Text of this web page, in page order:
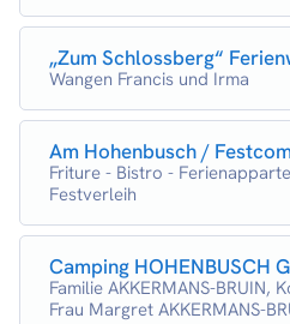
„Zum Schlossberg“
Wangen Francis und Irma
Am Hohenbusch /
Friture - Bistro -
Festverleih
Camping HOHENBUSCH
Familie AKKERMANS-BRUIN,
Frau Margret AKKERMANS-